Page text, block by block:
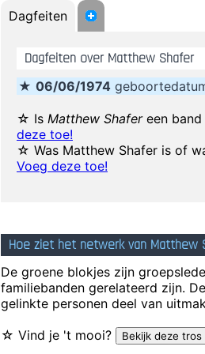
Our TURD album?? Hahahaha!
I have been happier in the past
I personally donated $2,500 to the
If I ever get to go to
If this word "music" is sacred and
Dagfeiten
Dagfeiten over Matthew Shafer
★ 06/06/1974
☆ Is Matthew Shafereen band
deze toe!
☆ Was Matthew Shafer is of
Voeg deze toe!
Hoe ziet het netwerk van Matthew
De groene blokjes zijn
familiebanden gerelateerd zijn.
gelinkte personen deel van
☆ Vind je 't mooi?